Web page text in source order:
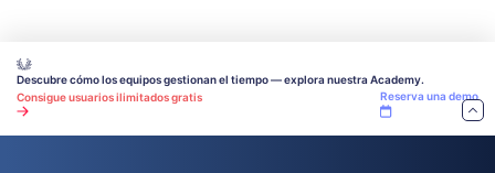
Descubre cómo los equipos gestionan el tiempo — explora nuestra Academy.
Consigue usuarios ilimitados gratis
Reserva una demo